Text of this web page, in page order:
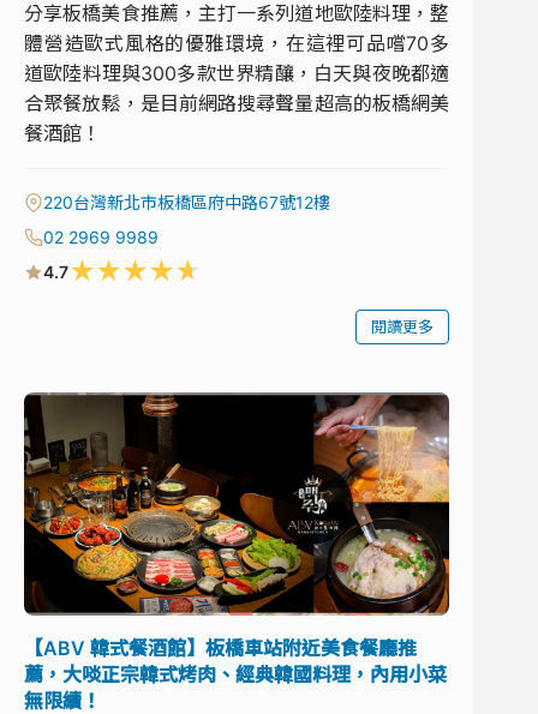
分享板橋美食推薦，主打一系列道地歐陸料理，整
體營造歐式風格的優雅環境，在這裡可品嚐70多
道歐陸料理與300多款世界精釀，白天與夜晚都適
合聚餐放鬆，是目前網路搜尋聲量超高的板橋網美
餐酒館！
220台灣新北市板橋區府中路67號12樓
02 2969 9989
4.7★★★★★
閱讀更多
【ABV 韓式餐酒館】板橋車站附近美食餐廳推
薦，大啖正宗韓式烤肉、經典韓國料理，內用小菜
無限續！